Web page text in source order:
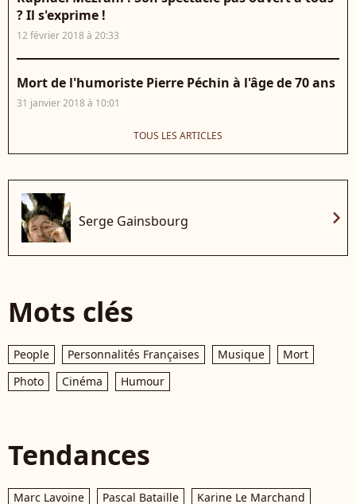
? Il s'exprime !
12 février 2018 à 20:33
Mort de l'humoriste Pierre Péchin à l'âge de 70 ans
31 janvier 2018 à 10:01
TOUS LES ARTICLES
Serge Gainsbourg chevron_right
Mots clés
People Personnalités Françaises Musique
Mort
Photo
Cinéma Humour
Tendances
Marc Lavoine Pascal Bataille
Karine Le Marchand